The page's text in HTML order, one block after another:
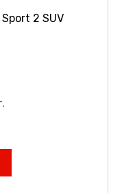
Sport 2 SUV